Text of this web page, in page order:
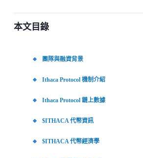
本文目錄
團隊與融資背景
Ithaca Protocol 機制介紹
Ithaca Protocol 鏈上數據
$ITHACA 代幣資訊
$ITHACA 代幣經濟學